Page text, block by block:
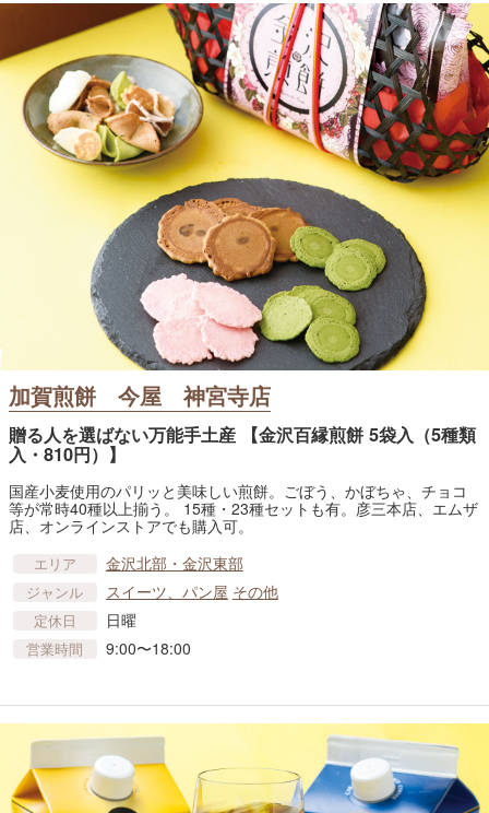
加賀煎餅 今屋 神宮寺店
贈る人を選ばない万能手土産 【金沢百縁煎餅 5袋入（5種類
入・810円）】
国産小麦使用のパリッと美味しい煎餅。ごぼう、かぼちゃ、チョコ
等が常時40種以上揃う。 15種・23種セットも有。彦三本店、エムザ
店、オンラインストアでも購入可。
エリア 金沢北部・金沢東部
ジャンル スイーツ、パン屋 その他
定休日 日曜
営業時間 9:00〜18:00